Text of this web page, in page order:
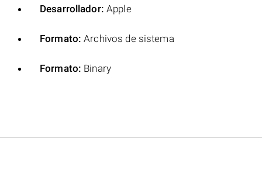
Desarrollador: Apple
Formato: Archivos de sistema
Formato: Binary